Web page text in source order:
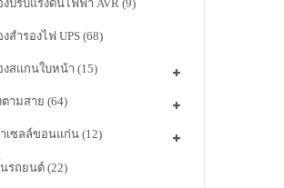
งปรับแรงดันไฟฟ้า AVR (9)
งสำรองไฟ UPS (68)
งสแกนใบหน้า (15)
ตามสาย (64)
เซลล์ขอนแก่น(12)
รถยนต์ (22)